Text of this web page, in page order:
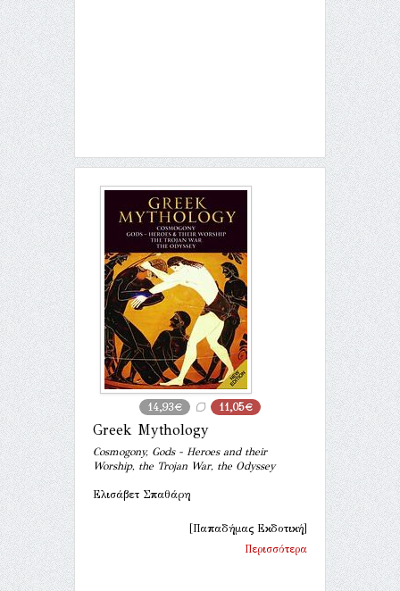
14,93€ 11,05€
Greek Mythology
Cosmogony, Gods - Heroes and their
Worship, the Trojan War, the Odyssey
Ελισάβετ Σπαθάρη
[Παπαδήμας Εκδοτική]
Περισσότερα